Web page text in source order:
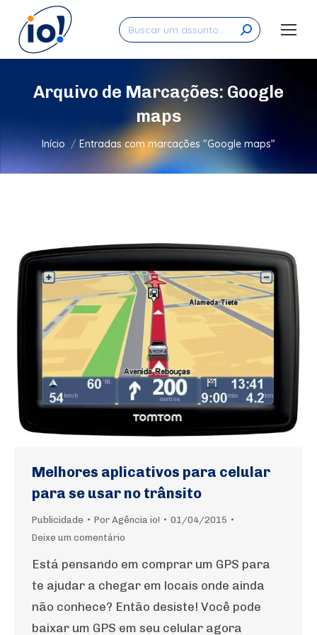
Search:
Arquivo de Marcações: Google
maps
Você está aqui:
Início Entradas com marcações "Google maps"
Melhores aplicativos para celular
para se usar no trânsito
Publicidade Por Agência io!
01/04/2015
Deixe um comentário
Está pensando em comprar um GPS para
te ajudar a chegar em locais onde ainda
não conhece? Então desiste! Você pode
baixar um GPS em seu celular agora